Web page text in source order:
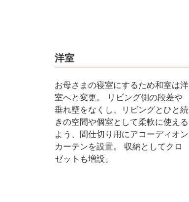
洋室
お母さまの寝室にするため和室は洋
室へと変更。 リビング側の段差や
垂れ壁をなくし、リビングとひと続
きの空間や個室として柔軟に使える
よう、間仕切り用にアコーディオン
カーテンを設置。 収納としてクロ
ゼットも増設。